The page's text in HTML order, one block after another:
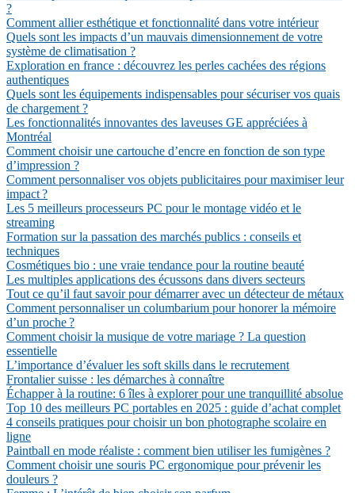
?
Comment allier esthétique et fonctionnalité dans votre intérieur
Quels sont les impacts d’un mauvais dimensionnement de votre
système de climatisation ?
Exploration en france : découvrez les perles cachées des régions
authentiques
Quels sont les équipements indispensables pour sécuriser vos quais
de chargement ?
Les fonctionnalités innovantes des laveuses GE appréciées à
Montréal
Comment choisir une cartouche d’encre en fonction de son type
d’impression ?
Comment personnaliser vos objets publicitaires pour maximiser leur
impact ?
Les 5 meilleurs processeurs PC pour le montage vidéo et le
streaming
Formation sur la passation des marchés publics : conseils et
techniques
Cosmétiques bio : une vraie tendance pour la routine beauté
Les multiples applications des écussons dans divers secteurs
Tout ce qu’il faut savoir pour démarrer avec un détecteur de métaux
Comment personnaliser un columbarium pour honorer la mémoire
d’un proche ?
Comment choisir la musique de votre mariage ? La question
essentielle
L’importance d’évaluer les soft skills dans le recrutement
Frontalier suisse : les démarches à connaître
Échapper à la routine: 6 îles à explorer pour une tranquillité absolue
Top 10 des meilleurs PC portables en 2025 : guide d’achat complet
4 conseils pratiques pour choisir un bon photographe scolaire en
ligne
Paintball en mode réaliste : comment bien utiliser les fumigènes ?
Comment choisir une souris PC ergonomique pour prévenir les
douleurs ?